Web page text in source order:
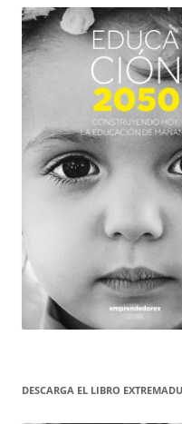
DESCARGA EL LIBRO